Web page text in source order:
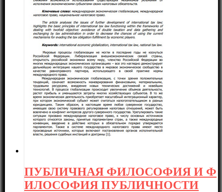
ПУБЛИЧНАЯ ФИЛОСОФИЯ И Ф
ИЛОСОФИЯ ПУБЛИЧНОСТИ